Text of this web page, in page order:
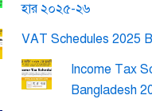
হার ২০২৫-২৬
VAT Schedules 2025
Income Tax
Bangladesh